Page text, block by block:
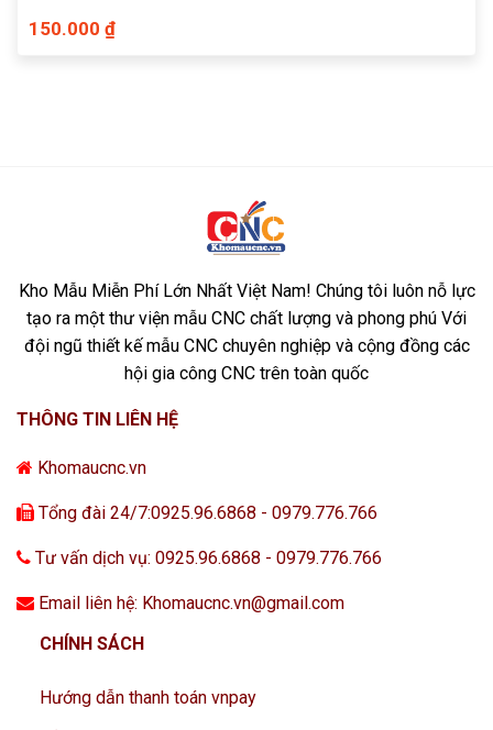
150.000 ₫
Kho Mẫu Miễn Phí Lớn Nhất Việt Nam! Chúng tôi luôn nỗ lực
tạo ra một thư viện mẫu CNC chất lượng và phong phú Với
đội ngũ thiết kế mẫu CNC chuyên nghiệp và cộng đồng các
hội gia công CNC trên toàn quốc
THÔNG TIN LIÊN HỆ
Khomaucnc.vn
Tổng đài 24/7:0925.96.6868 - 0979.776.766
Tư vấn dịch vụ: 0925.96.6868 - 0979.776.766
Email liên hệ: Khomaucnc.vn@gmail.com
CHÍNH SÁCH
Hướng dẫn thanh toán vnpay